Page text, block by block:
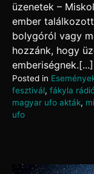
üzenetek –
ember
bolygóról vagy
hozzánk, hogy
emberiségnek.[...]
Posted in
fesztivál, fákyla
magyar ufo akták,
ufo